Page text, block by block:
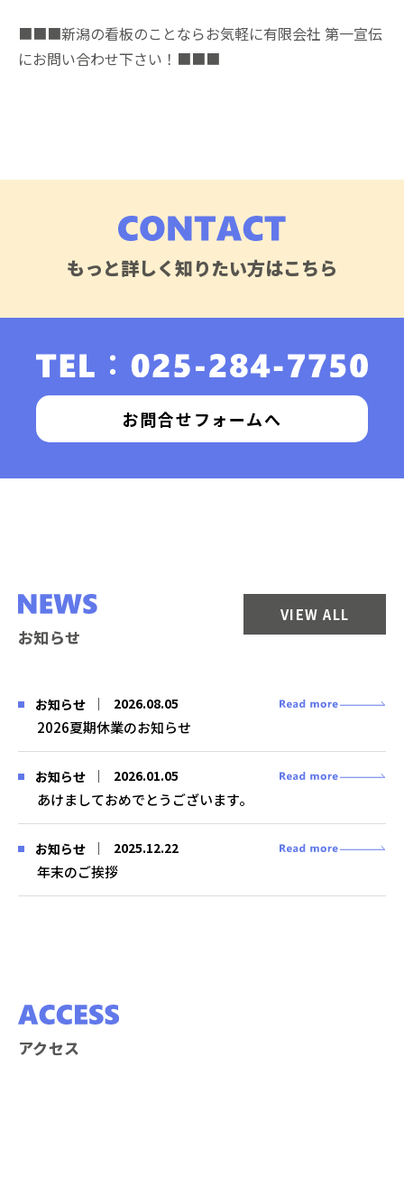
■■■新潟の看板のことならお気軽に有限会社 第一宣伝
にお問い合わせ下さい！■■■
もっと詳しく知りたい方はこちら
お問合せフォームへ
お知らせ
VIEW ALL
お知らせ 2026.08.05
2026夏期休業のお知らせ
お知らせ 2026.01.05
あけましておめでとうございます。
お知らせ 2025.12.22
年末のご挨拶
アクセス